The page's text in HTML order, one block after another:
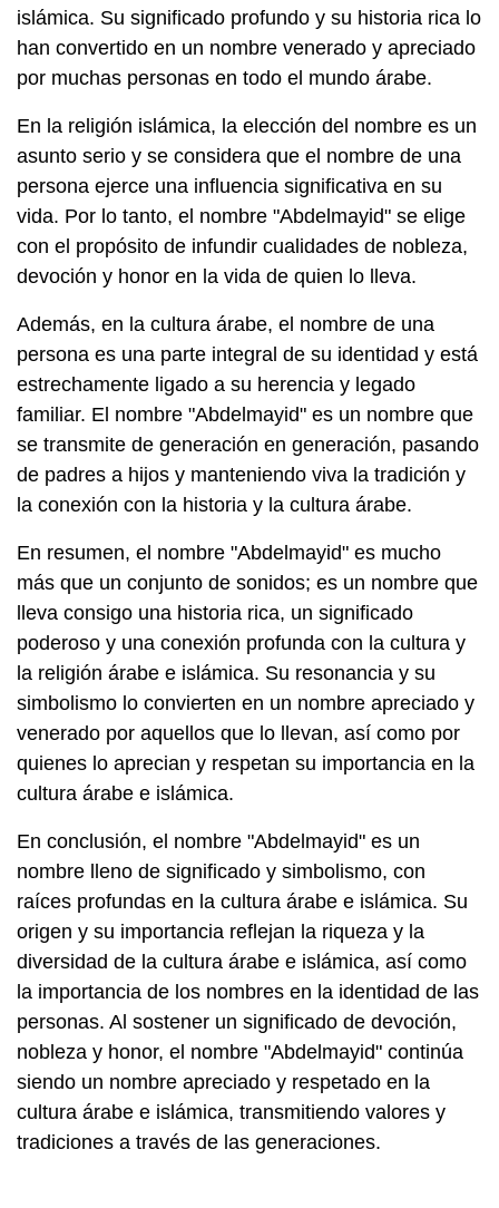
islámica. Su significado profundo y su historia rica lo
han convertido en un nombre venerado y apreciado
por muchas personas en todo el mundo árabe.
En la religión islámica, la elección del nombre es un
asunto serio y se considera que el nombre de una
persona ejerce una influencia significativa en su
vida. Por lo tanto, el nombre "Abdelmayid" se elige
con el propósito de infundir cualidades de nobleza,
devoción y honor en la vida de quien lo lleva.
Además, en la cultura árabe, el nombre de una
persona es una parte integral de su identidad y está
estrechamente ligado a su herencia y legado
familiar. El nombre "Abdelmayid" es un nombre que
se transmite de generación en generación, pasando
de padres a hijos y manteniendo viva la tradición y
la conexión con la historia y la cultura árabe.
En resumen, el nombre "Abdelmayid" es mucho
más que un conjunto de sonidos; es un nombre que
lleva consigo una historia rica, un significado
poderoso y una conexión profunda con la cultura y
la religión árabe e islámica. Su resonancia y su
simbolismo lo convierten en un nombre apreciado y
venerado por aquellos que lo llevan, así como por
quienes lo aprecian y respetan su importancia en la
cultura árabe e islámica.
En conclusión, el nombre "Abdelmayid" es un
nombre lleno de significado y simbolismo, con
raíces profundas en la cultura árabe e islámica. Su
origen y su importancia reflejan la riqueza y la
diversidad de la cultura árabe e islámica, así como
la importancia de los nombres en la identidad de las
personas. Al sostener un significado de devoción,
nobleza y honor, el nombre "Abdelmayid" continúa
siendo un nombre apreciado y respetado en la
cultura árabe e islámica, transmitiendo valores y
tradiciones a través de las generaciones.